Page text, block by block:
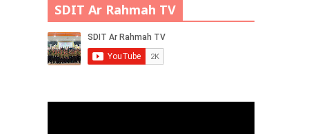
SDIT Ar Rahmah TV